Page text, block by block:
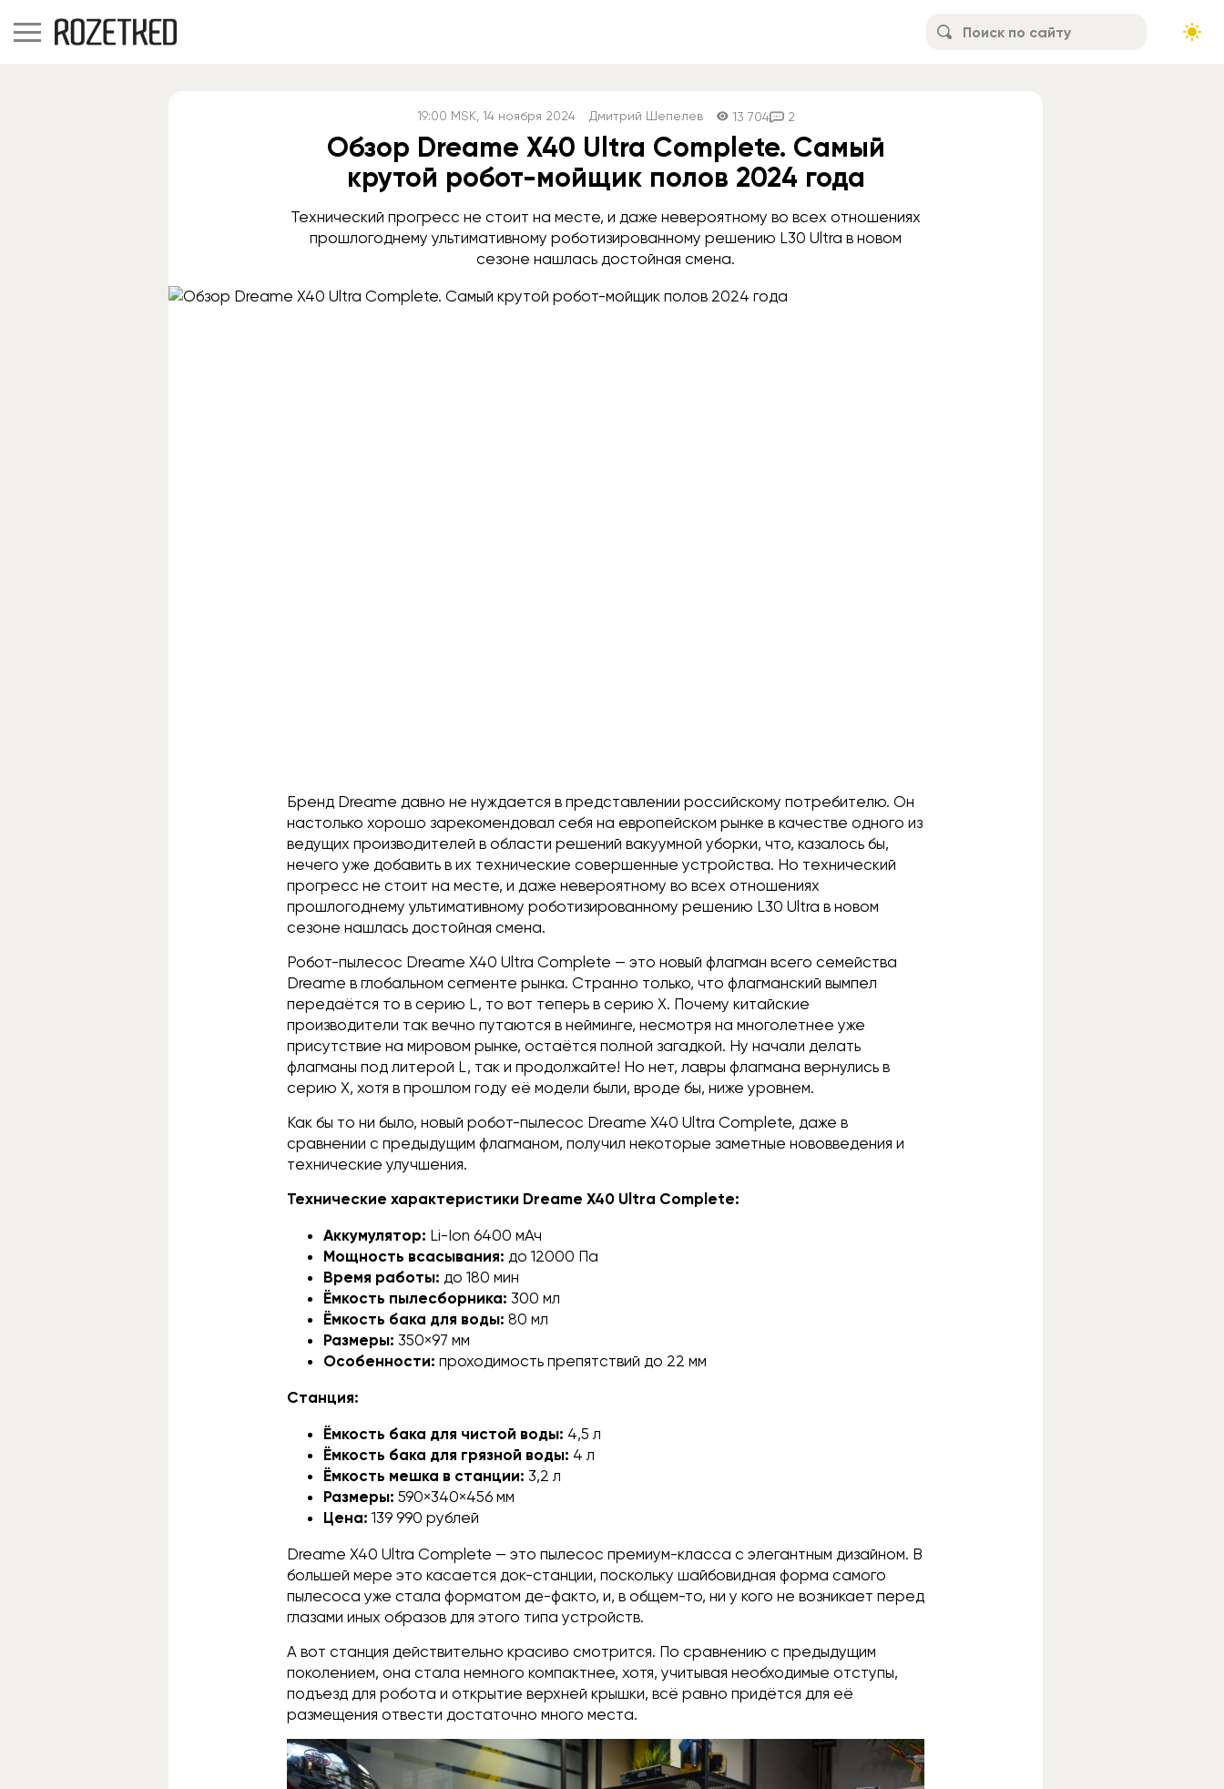
19:00 MSK, 14 ноября 2024 Дмитрий Шепелев 13 704 2
Обзор Dreame X40 Ultra Complete. Самый
крутой робот-мойщик полов 2024 года
Технический прогресс не стоит на месте, и даже невероятному во всех отношениях
прошлогоднему ультимативному роботизированному решению L30 Ultra в новом
сезоне нашлась достойная смена.
Бренд Dreame давно не нуждается в представлении российскому потребителю. Он
настолько хорошо зарекомендовал себя на европейском рынке в качестве одного из
ведущих производителей в области решений вакуумной уборки, что, казалось бы,
нечего уже добавить в их технические совершенные устройства. Но технический
прогресс не стоит на месте, и даже невероятному во всех отношениях
прошлогоднему ультимативному роботизированному решению L30 Ultra в новом
сезоне нашлась достойная смена.
Робот-пылесос Dreame X40 Ultra Complete — это новый флагман всего семейства
Dreame в глобальном сегменте рынка. Странно только, что флагманский вымпел
передаётся то в серию L, то вот теперь в серию X. Почему китайские
производители так вечно путаются в нейминге, несмотря на многолетнее уже
присутствие на мировом рынке, остаётся полной загадкой. Ну начали делать
флагманы под литерой L, так и продолжайте! Но нет, лавры флагмана вернулись в
серию X, хотя в прошлом году её модели были, вроде бы, ниже уровнем.
Как бы то ни было, новый робот-пылесос Dreame X40 Ultra Complete, даже в
сравнении с предыдущим флагманом, получил некоторые заметные нововведения и
технические улучшения.
Технические характеристики Dreame X40 Ultra Complete:
Аккумулятор: Li-Ion 6400 мАч
Мощность всасывания:до 12000 Па
Время работы:до 180 мин
Ёмкость пылесборника:300 мл
Ёмкость бака для воды:80 мл
Размеры:350×97 мм
Особенности:проходимость препятствий до 22 мм
Станция:
Ёмкость бака для чистой воды: 4,5 л
Ёмкость бака для грязной воды: 4 л
Ёмкость мешка в станции:3,2 л
Размеры:590×340×456 мм
Цена:139 990 рублей
Dreame X40 Ultra Complete — это пылесос премиум-класса с элегантным дизайном. В
большей мере это касается док-станции, поскольку шайбовидная форма самого
пылесоса уже стала форматом де-факто, и, в общем-то, ни у кого не возникает перед
глазами иных образов для этого типа устройств.
А вот станция действительно красиво смотрится. По сравнению с предыдущим
поколением, она стала немного компактнее, хотя, учитывая необходимые отступы,
подъезд для робота и открытие верхней крышки, всё равно придётся для её
размещения отвести достаточно много места.